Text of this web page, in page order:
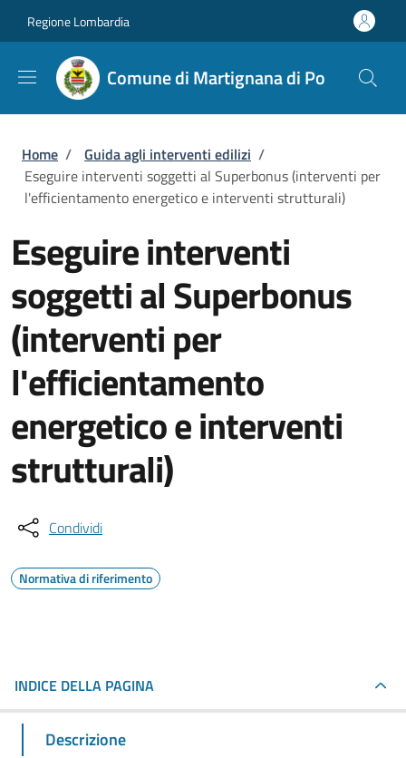
Regione Lombardia
Comune di Martignana di Po
Briciole di pane
Home / Guida agli interventi edilizi /
Eseguire interventi soggetti al Superbonus (interventi per
l'efficientamento energetico e interventi strutturali)
Eseguire interventi
soggetti al Superbonus
(interventi per
l'efficientamento
energetico e interventi
strutturali)
Condividi
Normativa di riferimento
INDICE DELLA PAGINA
Descrizione